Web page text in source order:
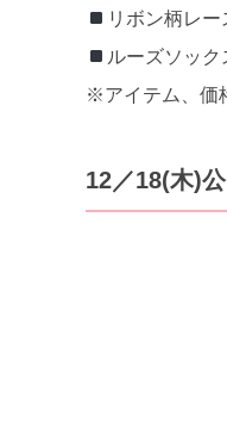
リボン柄レ
ルーズソック
※アイテム、価
12／18(木)